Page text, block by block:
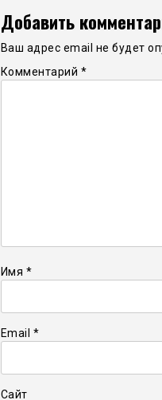
Добавить
Ваш адрес email не будет
Комментарий *
Имя *
Email *
Сайт